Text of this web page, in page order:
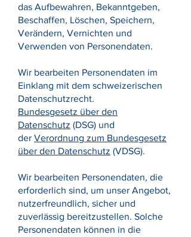
das Aufbewahren, Bekanntgeben,
Beschaffen, Löschen, Speichern,
Verändern, Vernichten und
Verwenden von Personendaten.
Wir bearbeiten Personendaten im
Einklang mit dem schweizerischen
Datenschutzrecht.
Bundesgesetz über den
Datenschutz (DSG) und
der Verordnung zum Bundesgesetz
über den Datenschutz (VDSG).
Wir bearbeiten Personendaten, die
erforderlich sind, um unser Angebot,
nutzerfreundlich, sicher und
zuverlässig bereitzustellen. Solche
Personendaten können in die